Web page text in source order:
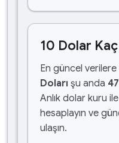
10 Dolar
En güncel
Doları şu anda
Anlık dolar kuru
hesaplayın ve
ulaşın.